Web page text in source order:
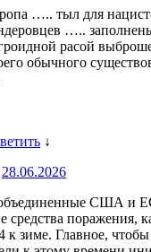
….. тыл для
…..
расой
обычного
↓
28.06.2026
США и
поражения,
к зиме. Главное,